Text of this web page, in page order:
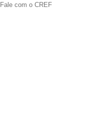
Fale com o CREF